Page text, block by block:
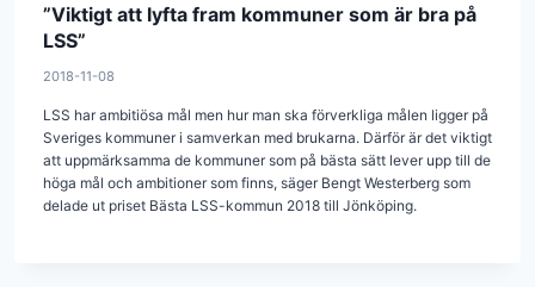
”Viktigt att lyfta fram kommuner som är bra på
LSS”
2018-11-08
LSS har ambitiösa mål men hur man ska förverkliga målen ligger på
Sveriges kommuner i samverkan med brukarna. Därför är det viktigt
att uppmärksamma de kommuner som på bästa sätt lever upp till de
höga mål och ambitioner som finns, säger Bengt Westerberg som
delade ut priset Bästa LSS-kommun 2018 till Jönköping.